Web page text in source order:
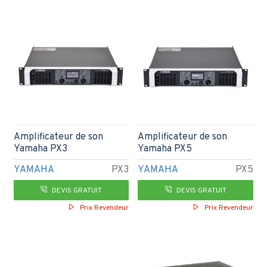
YAMAHA PX3
Amplificateur de son
Yamaha PX3
DEVIS GRATUIT
Prix Revendeur
YAMAHA PX5
Amplificateur de son
Yamaha PX5
DEVIS GRATUIT
Prix Revendeur